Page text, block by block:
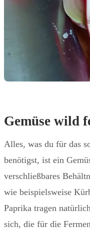
Gemüse wild
Alles, was du für das
benötigst, ist ein
verschließbares
wie beispielsweise
Paprika tragen
sich, die für die